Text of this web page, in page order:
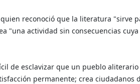
reconoció que la literatura "sirve
"una actividad sin consecuencias
de esclavizar que un pueblo
permanente; crea ciudadanos